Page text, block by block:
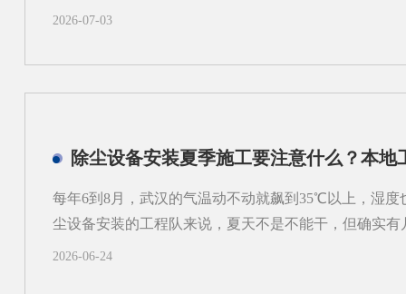
厂家在长期跟进现场调试的过程中发现，很多用户会
部高速冲刷当除尘设备内部气流分布不均匀时，不同
异，部分区域的风速远超设计标准，高速流动的气流
区域的两三倍，就是这个原因导致的。二、局部高负
流分布不均还会让局部区域的滤袋长期处于高负荷工
内集中堆积在这部分滤袋表面，清灰系统的常规操作
2026-07-03
除尘设备安装夏季施工要注意什么？本地
每年6到8月，武汉的气温动不动就飙到35℃以上，湿度
尘设备安装的工程队来说，夏天不是不能干，但确实
目赶工期选在夏季施工，结果因为细节没把控住，后
2026-06-24